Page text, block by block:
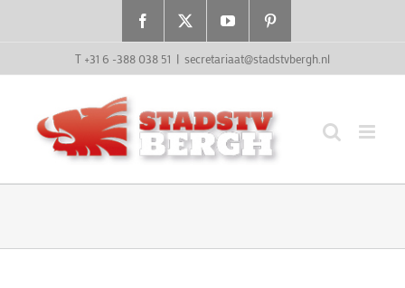
Facebook YouTube
T +31 6 -388 038 51 | secretariaat@stadstvbergh.nl